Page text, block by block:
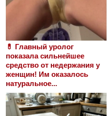
💊 Главный уролог
показала сильнейшее
средство от недержания у
женщин! Им оказалось
натуральное...